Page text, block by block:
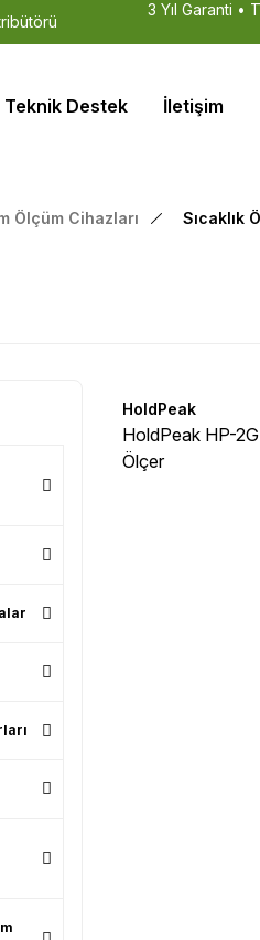
3 Yıl Garanti •
Teknik Destek İletişim
Ölçüm Cihazları Sıcaklık
HoldPeak
HoldPeak HP-
Ölçer